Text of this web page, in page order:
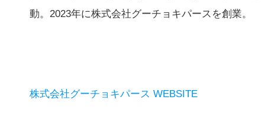
動。2023年に株式会社グーチョキパースを創業。
株式会社グーチョキパース WEBSITE